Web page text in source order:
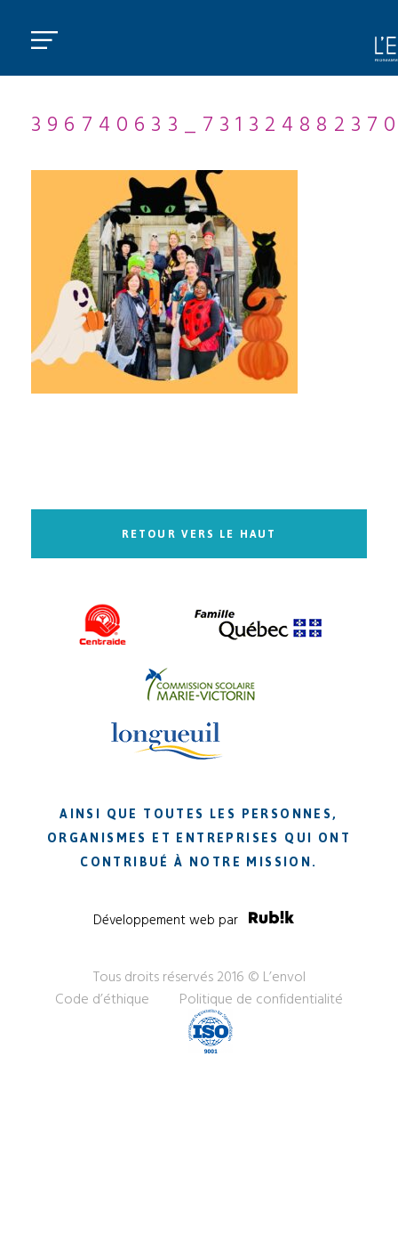
RETOUR VERS LE HAUT
AINSI QUE TOUTES LES PERSONNES,
ORGANISMES ET ENTREPRISES QUI ONT
CONTRIBUÉ À NOTRE MISSION.
Développement web par
Tous droits réservés 2016 © L’envol
Code d’éthique
Politique de confidentialité